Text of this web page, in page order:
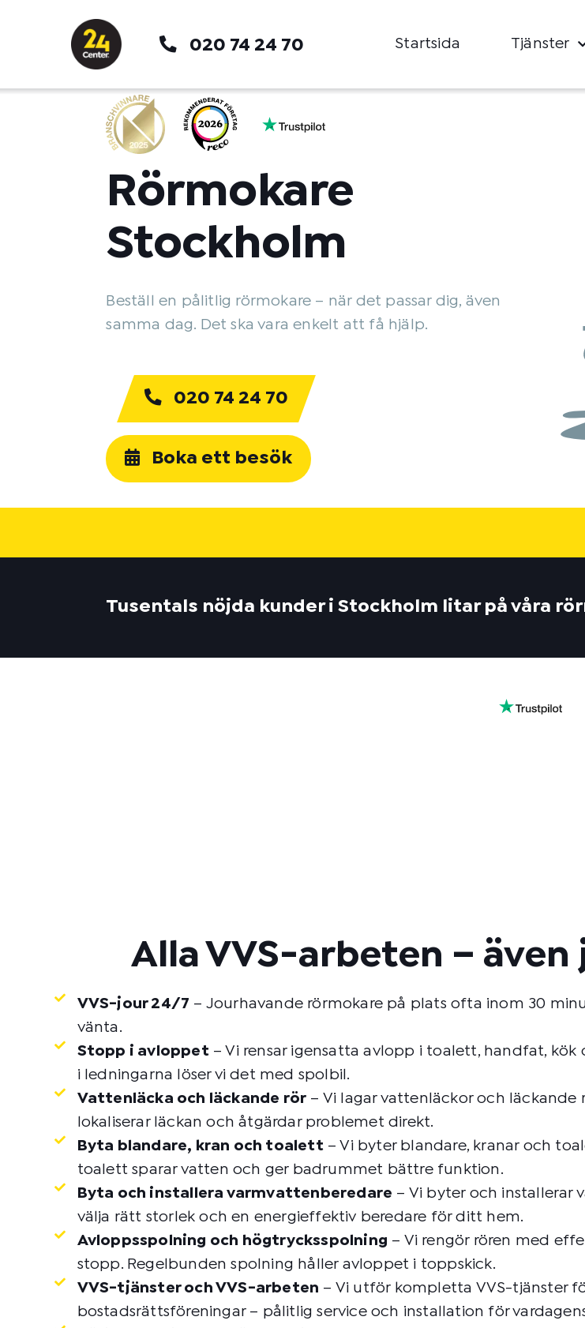
020 74 24 70 Startsida Tjänster
Rörmokare
Stockholm
Beställ en pålitlig rörmokare – när det passar dig, även
samma dag. Det ska vara enkelt att få hjälp.
020 74 24 70
Boka ett besök
Tusentals nöjda kunder i Stockholm litar på våra
Alla VVS-arbeten –
VVS-jour 24/7 – Jourhavande rörmokare på plats ofta inom 30
vänta.
Stopp i avloppet– Vi rensar igensatta avlopp i toalett, handfat,
i ledningarna löser vi det med spolbil.
Vattenläcka och läckande rör – Vi lagar vattenläckor och läckande
lokaliserar läckan och åtgärdar problemet direkt.
Byta blandare, kran och toalett– Vi byter blandare, kranar och
toalett sparar vatten och ger badrummet bättre funktion.
Byta och installera varmvattenberedare – Vi byter och installerar
välja rätt storlek och en energieffektiv beredare för ditt hem.
Avloppsspolning och högtrycksspolning – Vi rengör rören med
stopp. Regelbunden spolning håller avloppet i toppskick.
VVS-tjänster och VVS-arbeten – Vi utför kompletta VVS-tjänster
bostadsrättsföreningar – pålitlig service och installation för